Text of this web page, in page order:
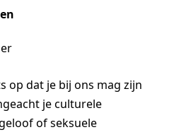
op dat je bij ons mag zijn
je culturele
of seksuele